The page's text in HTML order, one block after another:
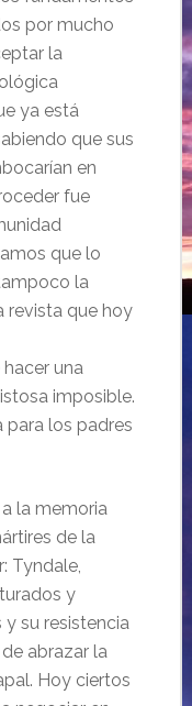
por mucho
la
ya está
que sus
en
fue
que lo
la
revista que hoy
una
imposible.
para los padres
la memoria
de la
Tyndale,
y
su resistencia
abrazar la
Hoy ciertos